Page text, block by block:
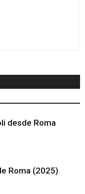
desde Roma
Roma (2025)